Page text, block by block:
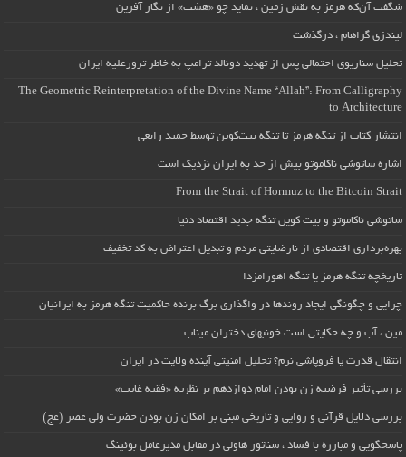
شگفت آن‌که هرمز به نقش زمین ، نماید چو «هشت» از نگار آفرین
لیندزی گراهام ، درگذشت
تحلیل سناریوی احتمالی پس از تهدید دونالد ترامپ به خاطر ترورعلیه ایران
The Geometric Reinterpretation of the Divine Name “Allah”: From Calligraphy
to Architecture
انتشار کتاب از تنگه هرمز تا تنگه بیت‌کوین توسط حمید رابعی
اشاره ساتوشی ناکاموتو بیش از حد به ایران نزدیک است
From the Strait of Hormuz to the Bitcoin Strait
ساتوشی ناکاموتو و بیت کوین تنگه جدید اقتصاد دنیا
بهره‌برداری اقتصادی از نارضایتی مردم و تبدیل اعتراض به کد تخفیف
تاریخچه تنگه هرمز یا تنگه اهورامزدا
چرایی و چگونگی ایجاد روندها در واگذاری برگ برنده حاکمیت تنگه هرمز به ایرانیان
مین ، آب و چه حکایتی است خونبهای دختران میناب
انتقال قدرت یا فروپاشی نرم؟ تحلیل امنیتی آینده ولایت در ایران
بررسی تأثیر فرضیه زن بودن امام دوازدهم بر نظریه «فقیه غایب»
بررسی دلایل قرآنی و روایی و تاریخی مبنی بر امکان زن بودن حضرت ولی عصر (عج)
پاسخگویی و مبارزه با فساد ، سناتور هاولی در مقابل مدیرعامل بوئینگ